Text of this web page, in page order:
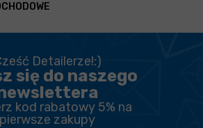
Detailerze!:)
się do naszego
kod rabatowy 5% na
pierwsze zakupy